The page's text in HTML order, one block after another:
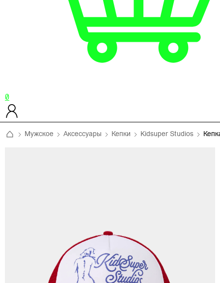
0
Мужское Аксессуары Кепки Kidsuper Studios